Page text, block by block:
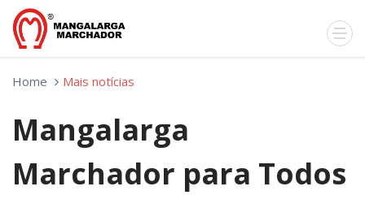
Home Mais notícias
Mangalarga
Marchador para Todos